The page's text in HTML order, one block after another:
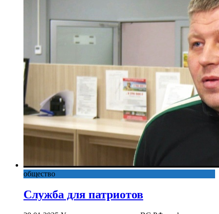
общество
Служба для патриотов